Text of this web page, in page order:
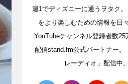
週1でディズニーに通うヲタク
をより楽しむための情報を日
YouTubeチャンネル登録者数25
配信stand.fm公式パートナー。
レーディオ」配信中。